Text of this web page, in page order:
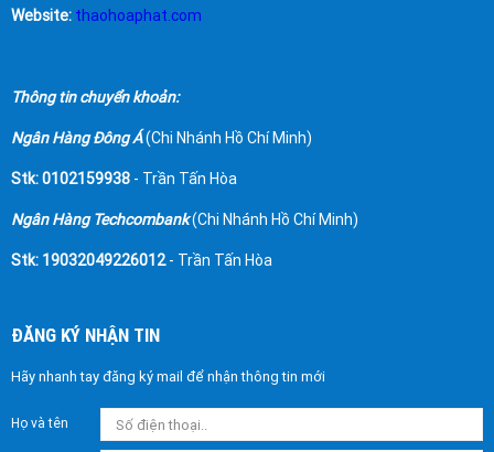
Website: thaohoaphat.com
Thông tin chuyển khoản:
Ngân Hàng Đông Á(Chi Nhánh Hồ Chí Minh)
Stk: 0102159938 - Trần Tấn Hòa
Ngân Hàng Techcombank(Chi Nhánh Hồ Chí Minh)
Stk: 19032049226012- Trần Tấn Hòa
ĐĂNG KÝ NHẬN TIN
Hãy nhanh tay đăng ký mail để nhận thông tin mới
Họ và tên